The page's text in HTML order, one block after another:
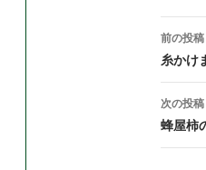
投
稿
ナ
ビ
前の投稿
糸かけ
次の投稿
蜂屋柿